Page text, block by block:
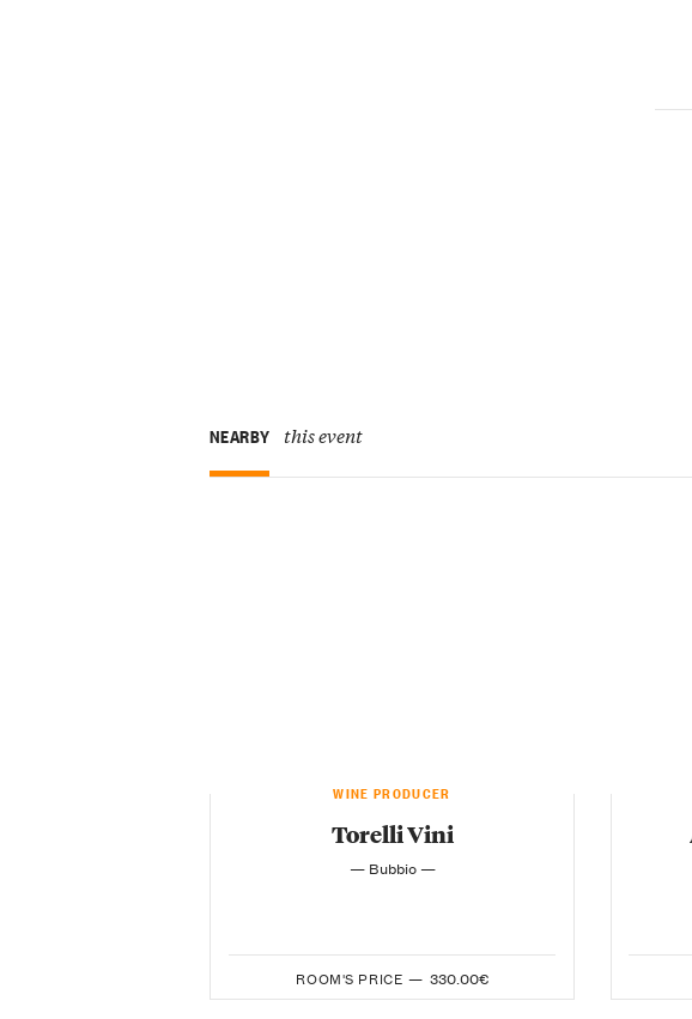
NEARBY this event
WINE PRODUCER
Torelli Vini
— Bubbio —
ROOM'S PRICE — 330.00€